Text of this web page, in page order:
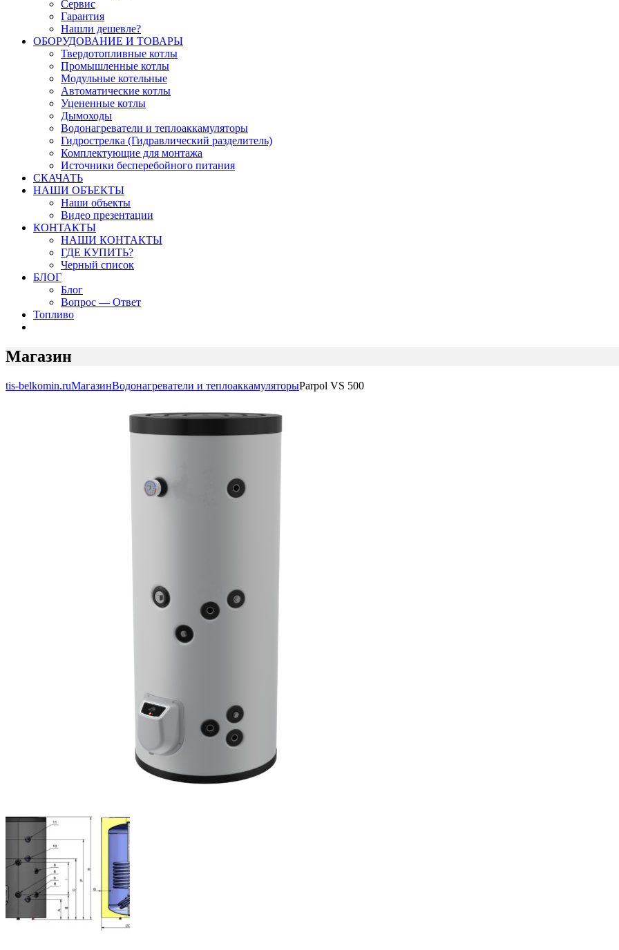
Сервис
Гарантия
Нашли дешевле?
ОБОРУДОВАНИЕ И ТОВАРЫ
Твердотопливные котлы
Промышленные котлы
Модульные котельные
Автоматические котлы
Уцененные котлы
Дымоходы
Водонагреватели и теплоаккамуляторы
Гидрострелка (Гидравлический разделитель)
Комплектующие для монтажа
Источники бесперебойного питания
СКАЧАТЬ
НАШИ ОБЪЕКТЫ
Наши объекты
Видео презентации
КОНТАКТЫ
НАШИ КОНТАКТЫ
ГДЕ КУПИТЬ?
Черный список
БЛОГ
Блог
Вопрос — Ответ
Топливо
Магазин
tis-belkomin.ruМагазинВодонагреватели и теплоаккамуляторыParpol VS 500